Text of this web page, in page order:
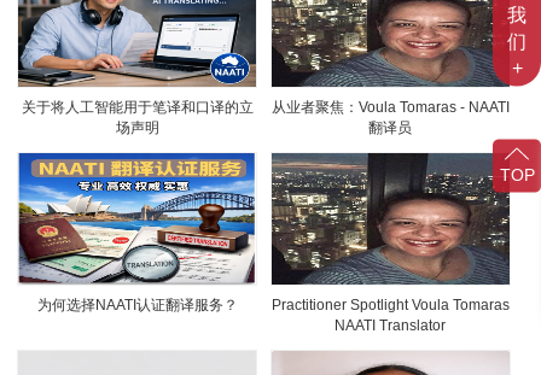
关于将人工智能用于笔译和口译的立
场声明
从业者聚焦：Voula Tomaras - NAATI
翻译员
为何选择NAATI认证翻译服务？
Practitioner Spotlight Voula Tomaras
NAATI Translator
我
们
+
TOP